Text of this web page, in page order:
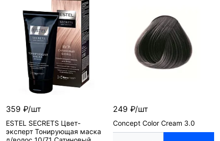
359 ₽/шт
ESTEL SECRETS Цвет-
эксперт Тонирующая маска
249 ₽/шт
Concept Color Cream 3.0